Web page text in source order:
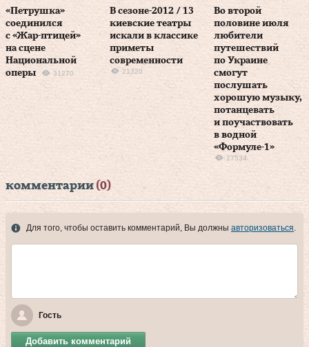
«Петрушка»
соединился
с «Жар-птицей»
на сцене
Национальной
оперы
31270
В сезоне-2012 / 13
киевские театры
искали в классике
приметы
современности
21320
Во второй
половине июля
любители
путешествий
по Украине
смогут
послушать
хорошую музыку,
потанцевать
и поучаствовать
в водной
«Формуле-1»
17534
комментарии (0)
Для того, чтобы оставить комментарий, Вы должны авторизоваться
Гость
Добавить комментарий